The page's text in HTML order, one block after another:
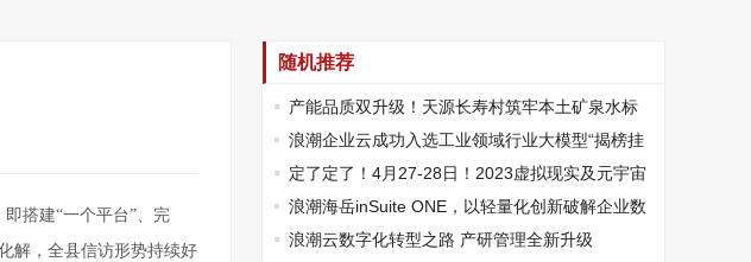
搭建“一个平台”、完
解，全县信访形势持续好
随机推荐
产能品质双升级！天源长寿村筑牢本土矿泉水标
杆浪潮企业云成功入选工业领域行业大模型“揭榜挂
帅”攻关项目名单
​定了定了！4月27-28日！2023虚拟现实及元宇宙
产业创新发展峰会震撼来袭！
浪潮海岳inSuite ONE，以轻量化创新破解企业数
字化转型难题
浪潮云数字化转型之路 产研管理全新升级